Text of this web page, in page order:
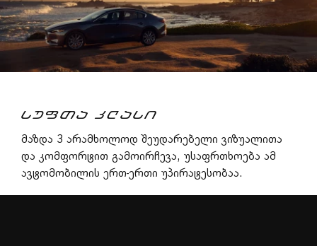
ᲡᲣᲤᲗᲐ ᲙᲚᲐᲡᲘ
მაზდა 3 არამხოლოდ შეუდარებელი ვიზუალითა
და კომფორტით გამოირჩევა, უსაფრთხოება ამ
ავტომობილის ერთ-ერთი უპირატესობაა.